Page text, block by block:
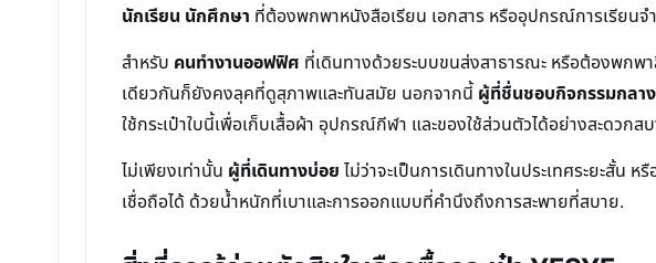
นักเรียน นักศึกษา ที่ต้องพกพาหนังสือเรียน เอกสาร หรืออุปกรณ์การเรียน
สำหรับ คนทำงานออฟฟิศ ที่เดินทางด้วยระบบขนส่งสาธารณะ หรือต้องพกพา
เดียวกันก็ยังคงลุคที่ดูสุภาพและทันสมัย นอกจากนี้ ผู้ที่ชื่นชอบกิจกรรมกลา
ใช้กระเป๋าใบนี้เพื่อเก็บเสื้อผ้า อุปกรณ์กีฬา และของใช้ส่วนตัวได้อย่างสะดว
ไม่เพียงเท่านั้น ผู้ที่เดินทางบ่อย ไม่ว่าจะเป็นการเดินทางในประเทศระยะสั้
เชื่อถือได้ ด้วยน้ำหนักที่เบาและการออกแบบที่คำนึงถึงการสะพายที่สบาย.